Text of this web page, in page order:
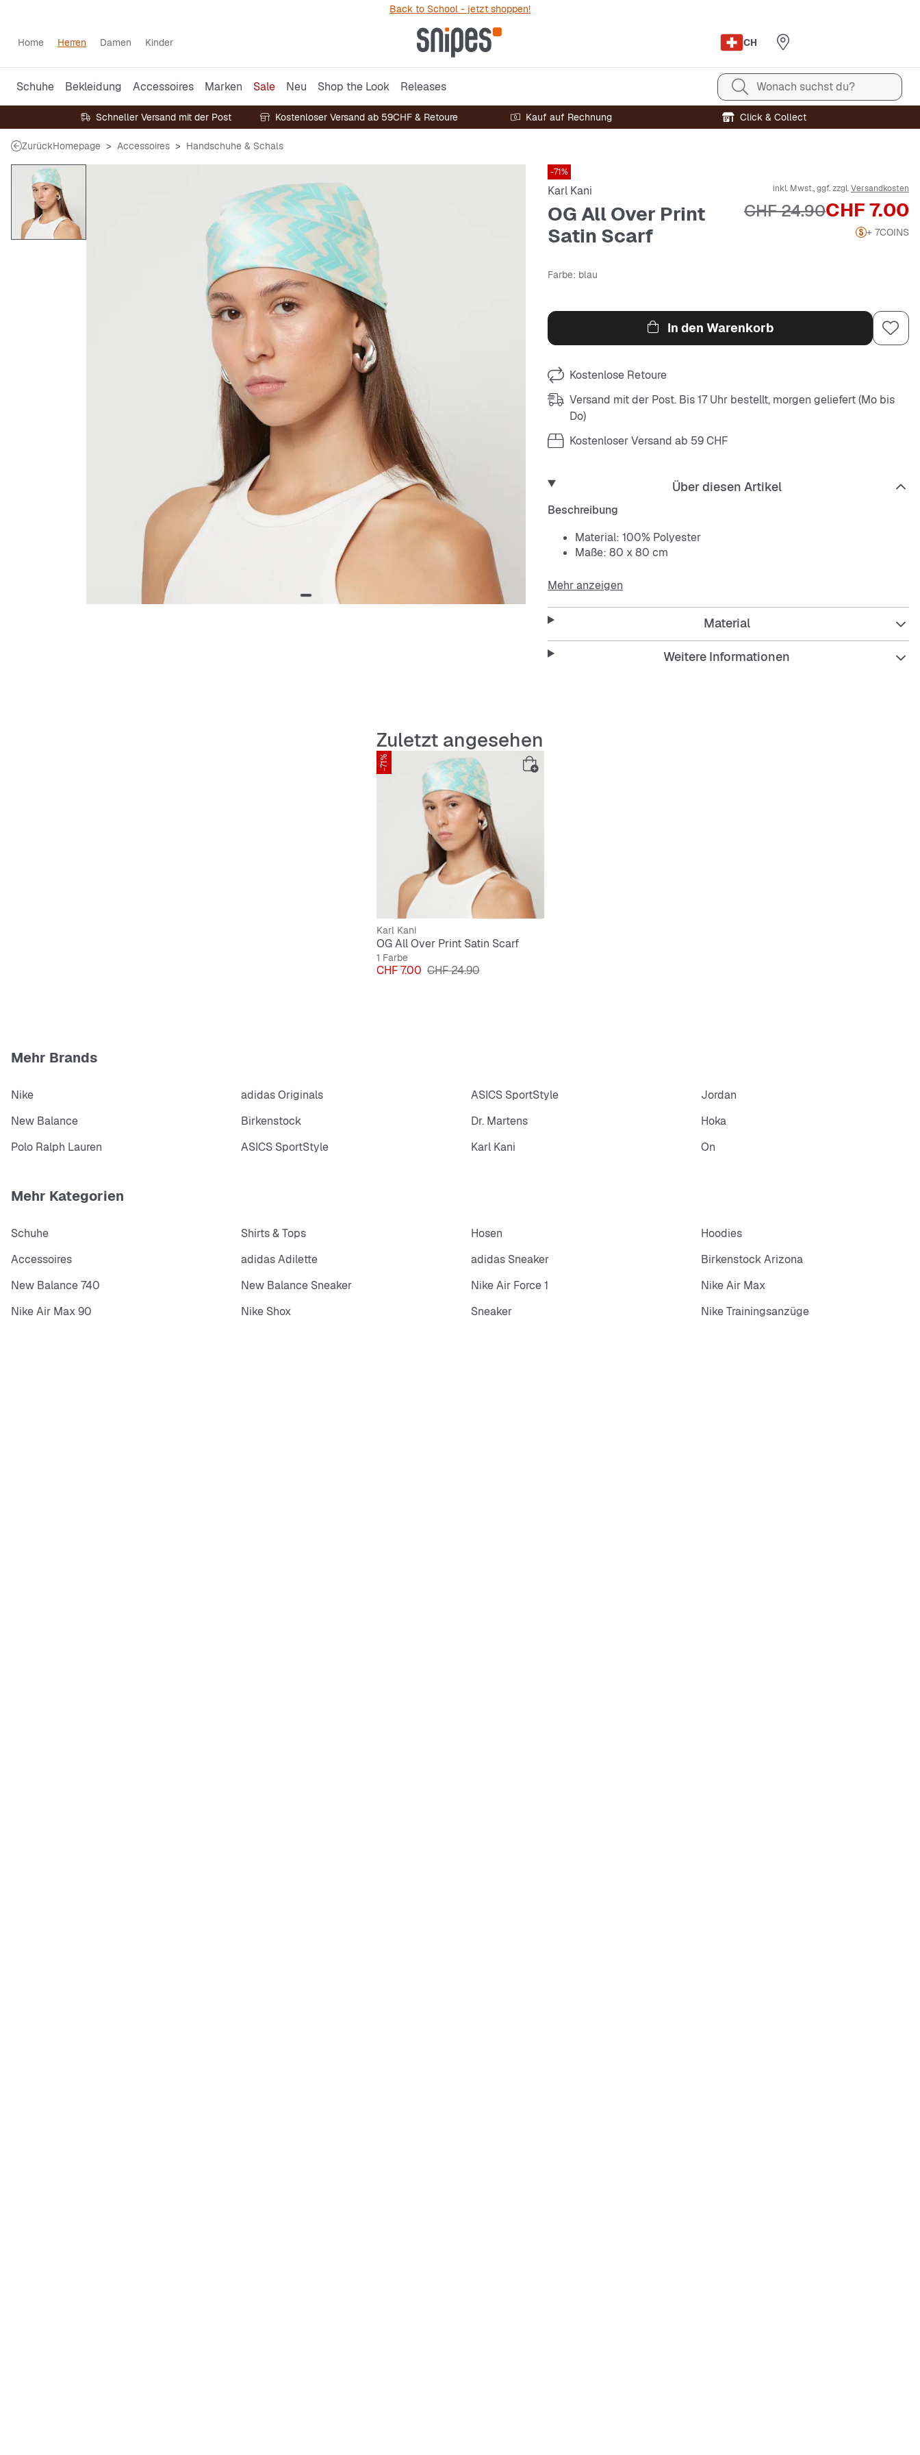
Back to School - jetzt shoppen!
Home Herren Damen Kinder CH
Schuhe Bekleidung Accessoires Marken Sale Neu Shop the Look Releases Wonach suchst du?
Schneller Versand mit der Post Kostenloser Versand ab 59CHF & Retoure Kauf auf Rechnung Click & Collect
ZurückHomepage Accessoires Handschuhe & Schals
-71%
Karl Kani
OG All Over Print
Satin Scarf
inkl. Mwst., ggf. zzgl.Versandkosten
Preis
CHF 7.00
Originalpreis
CHF 24.90
+ 7COINS
Farbe: blau
In den Warenkorb
Kostenlose Retoure
Versand mit der Post. Bis 17 Uhr bestellt, morgen geliefert (Mo bis
Do)
Kostenloser Versand ab 59 CHF
Über diesen Artikel
Beschreibung
Material: 100% Polyester
Maße: 80 x 80 cm
Mehr anzeigen
Material
Weitere Informationen
Zuletzt angesehen
-71%
Karl Kani
OG All Over Print Satin Scarf
1 Farbe
Preis
CHF 7.00 Originalpreis
CHF 24.90
Mehr Brands
Nike adidas Originals ASICS SportStyle
Jordan
New Balance
Birkenstock Dr. Martens
Hoka
Polo Ralph Lauren
ASICS SportStyle Karl Kani On
Mehr Kategorien
Schuhe Shirts & Tops Hosen
Hoodies
Accessoires
adidas Adilette adidas Sneaker
Birkenstock Arizona
New Balance 740
New Balance Sneaker Nike Air Force 1
Nike Air Max
Nike Air Max 90
Nike Shox Sneaker Nike Trainingsanzüge